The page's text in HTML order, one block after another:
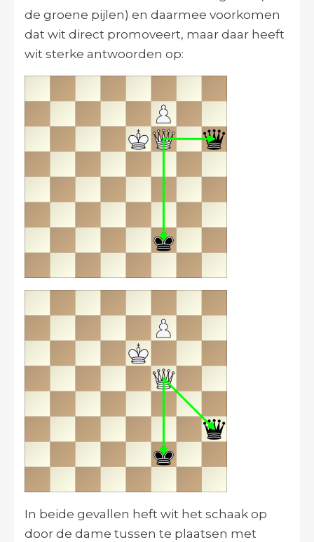
de groene pijlen) en daarmee voorkomen
dat wit direct promoveert, maar daar heeft
wit sterke antwoorden op:
In beide gevallen heft wit het schaak op
door de dame tussen te plaatsen met